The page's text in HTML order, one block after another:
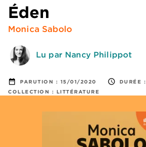
Éden
Monica Sabolo
Lu par Nancy Philippot
date_range PARUTION : 15/01/2020 access_time DURÉE :
COLLECTION : LITTÉRATURE